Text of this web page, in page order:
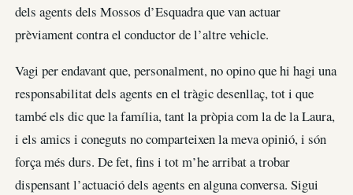
dels agents dels Mossos d’Esquadra que van actuar
prèviament contra el conductor de l’altre vehicle.
Vagi per endavant que, personalment, no opino que hi hagi una
responsabilitat dels agents en el tràgic desenllaç, tot i que
també els dic que la família, tant la pròpia com la de la Laura,
i els amics i coneguts no comparteixen la meva opinió, i són
força més durs. De fet, fins i tot m’he arribat a trobar
dispensant l’actuació dels agents en alguna conversa. Sigui